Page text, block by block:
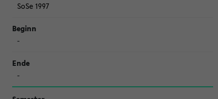
SoSe 1997
-
-